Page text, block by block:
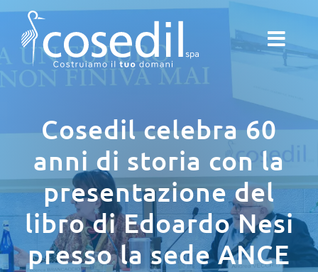
Salta
contenuto
Cosedil celebra 60
anni di storia con la
presentazione del
libro di Edoardo Nesi
presso la sede ANCE